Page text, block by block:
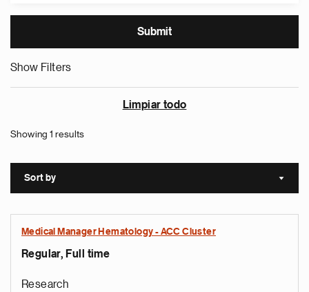
Show Filters
Limpiar todo
Showing 1 results
Sort by Sort
Medical Manager Hematology - ACC Cluster
Regular, Full time
Research